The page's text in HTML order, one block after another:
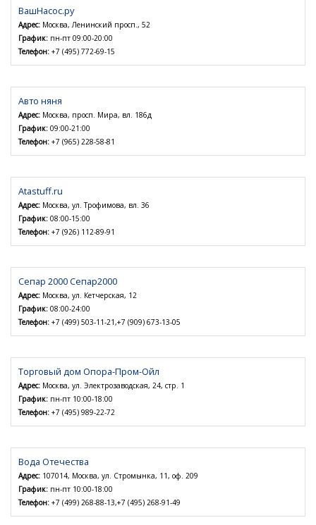
ВашНасос.ру
Адрес: Москва, Ленинский просп., 52
График: пн-пт 09:00-20:00
Телефон: +7 (495) 772-69-15
Авто няня
Адрес: Москва, просп. Мира, вл. 186д
График: 09:00-21:00
Телефон: +7 (965) 228-58-81
Atastuff.ru
Адрес: Москва, ул. Трофимова, вл. 36
График: 08:00-15:00
Телефон: +7 (926) 112-89-91
Сепар 2000 Сепар2000
Адрес: Москва, ул. Кетчерская, 12
График: 08:00-24:00
Телефон: +7 (499) 503-11-21,+7 (909) 673-13-05
Торговый дом Опора-Пром-Ойл
Адрес: Москва, ул. Электрозаводская, 24, стр. 1
График: пн-пт 10:00-18:00
Телефон: +7 (495) 989-22-72
Вода Отечества
Адрес: 107014, Москва, ул. Стромынка, 11, оф. 209
График: пн-пт 10:00-18:00
Телефон: +7 (499) 268-88-13,+7 (495) 268-91-49